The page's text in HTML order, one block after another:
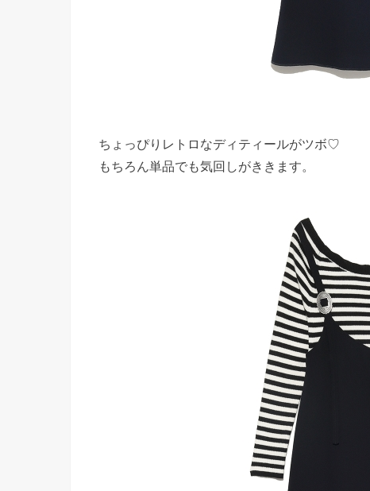
ちょっぴりレトロなディティールがツボ♡
もちろん単品でも気回しがききます。